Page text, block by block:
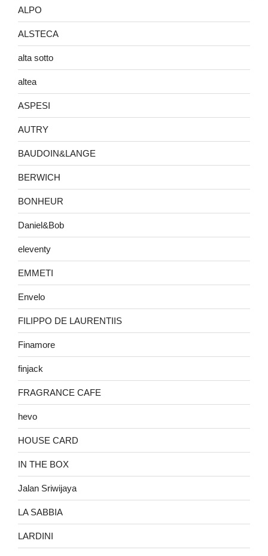
ALPO
ALSTECA
alta sotto
altea
ASPESI
AUTRY
BAUDOIN&LANGE
BERWICH
BONHEUR
Daniel&Bob
eleventy
EMMETI
Envelo
FILIPPO DE LAURENTIIS
Finamore
finjack
FRAGRANCE CAFE
hevo
HOUSE CARD
IN THE BOX
Jalan Sriwijaya
LA SABBIA
LARDINI